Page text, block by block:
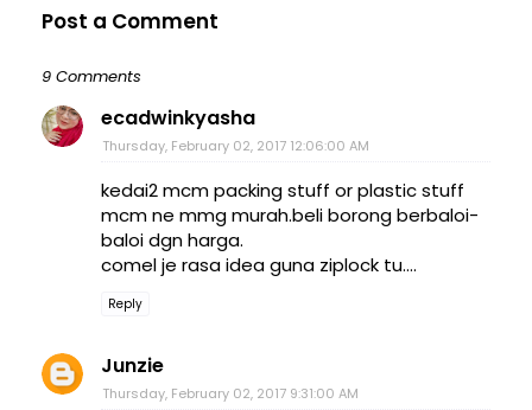
Post a Comment
9 Comments
ecadwinkyasha
Thursday, February 02, 2017 12:06:00 AM
kedai2 mcm packing stuff or plastic stuff
mcm ne mmg murah.beli borong berbaloi-
baloi dgn harga.
comel je rasa idea guna ziplock tu....
Reply
Junzie
Thursday, February 02, 2017 9:31:00 AM